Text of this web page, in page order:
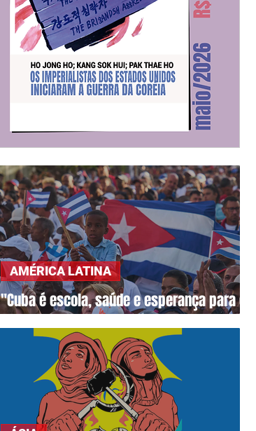
"Cuba é escola, saúde e esperança para o
AMÉRICA LATINA